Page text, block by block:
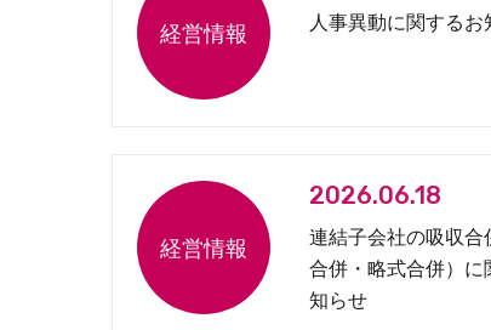
人事異動に関するお
2026.06.18
連結子会社の吸収合
合併・略式合併）に
知らせ